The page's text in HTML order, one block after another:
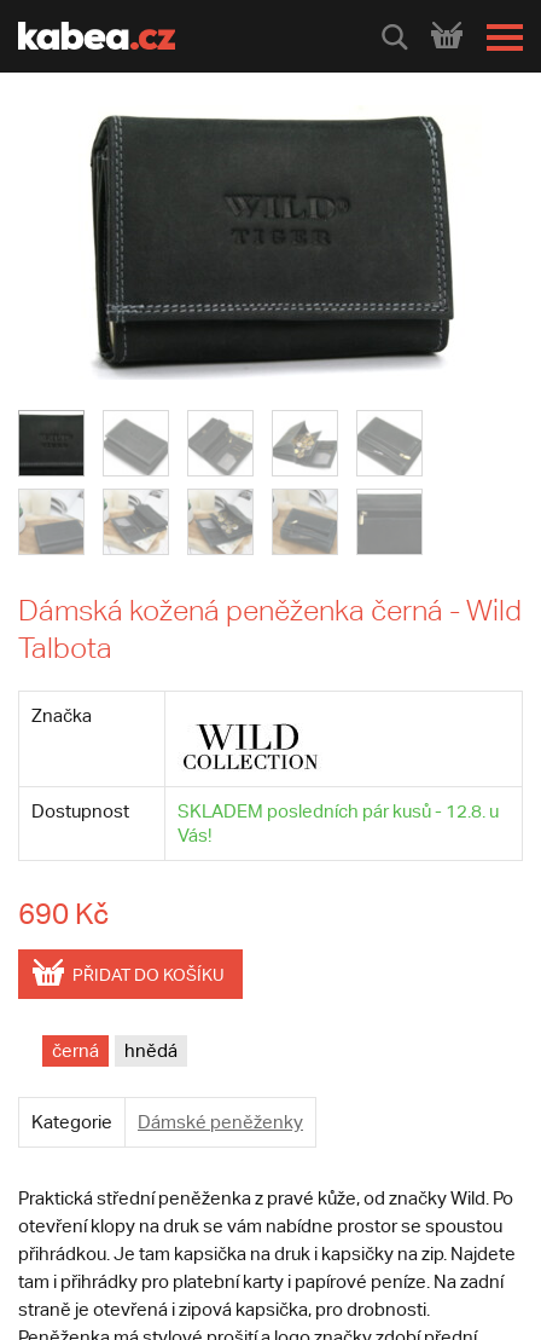
HLEDEJ
Dámská kožená peněženka černá - Wild
Talbota
Značka
Dostupnost
SKLADEM posledních pár kusů - 12.8. u
Vás!
690 Kč
PŘIDAT DO KOŠÍKU
černá hnědá
Kategorie Dámské peněženky
Praktická střední peněženka z pravé kůže, od značky Wild. Po
otevření klopy na druk se vám nabídne prostor se spoustou
přihrádkou. Je tam kapsička na druk i kapsičky na zip. Najdete
tam i přihrádky pro platební karty i papírové peníze. Na zadní
straně je otevřená i zipová kapsička, pro drobnosti.